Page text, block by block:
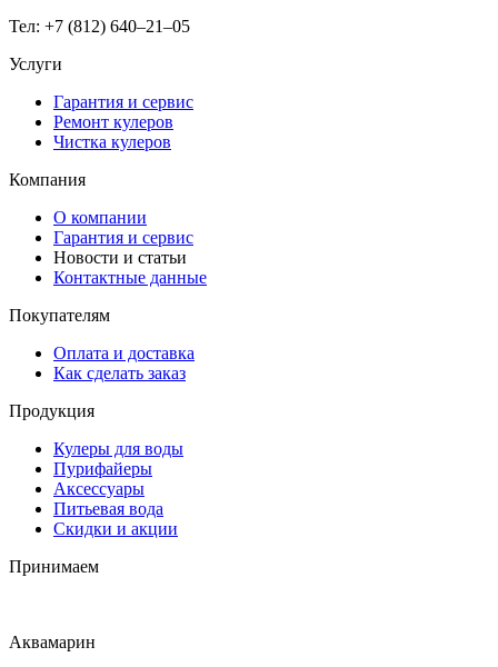
Тел: +7 (812) 640–21–05
Услуги
Гарантия и сервис
Ремонт кулеров
Чистка кулеров
Компания
О компании
Гарантия и сервис
Новости и статьи
Контактные данные
Покупателям
Оплата и доставка
Как сделать заказ
Продукция
Кулеры для воды
Пурифайеры
Аксессуары
Питьевая вода
Скидки и акции
Принимаем
Аквамарин